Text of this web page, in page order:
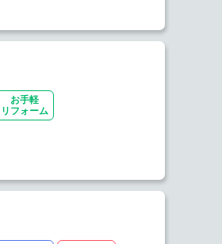
お手軽
リフォーム